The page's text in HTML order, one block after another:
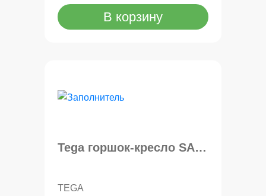
В корзину
Tega горшок-кресло SAFARI SF-010
TEGA